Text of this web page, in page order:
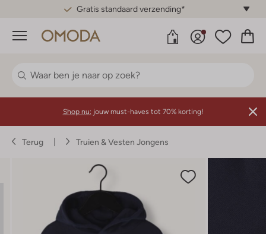
Gratis standaard verzending*
Menu
Shop nu: jouw must-haves tot 70% korting!
Terug Truien & Vesten Jongens